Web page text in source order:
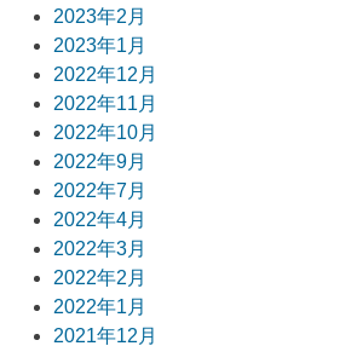
2023年2月
2023年1月
2022年12月
2022年11月
2022年10月
2022年9月
2022年7月
2022年4月
2022年3月
2022年2月
2022年1月
2021年12月